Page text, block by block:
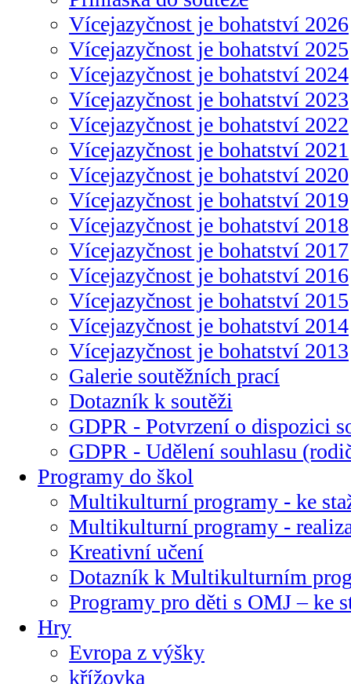
Vícejazyčnost je bohatství 2026
Vícejazyčnost je bohatství 2025
Vícejazyčnost je bohatství 2024
Vícejazyčnost je bohatství 2023
Vícejazyčnost je bohatství 2022
Vícejazyčnost je bohatství 2021
Vícejazyčnost je bohatství 2020
Vícejazyčnost je bohatství 2019
Vícejazyčnost je bohatství 2018
Vícejazyčnost je bohatství 2017
Vícejazyčnost je bohatství 2016
Vícejazyčnost je bohatství 2015
Vícejazyčnost je bohatství 2014
Vícejazyčnost je bohatství 2013
Galerie soutěžních prací
Dotazník k soutěži
GDPR - Potvrzení o dispozici
GDPR - Udělení souhlasu
Programy do škol
Multikulturní programy - ke
Multikulturní programy -
Kreativní učení
Dotazník k Multikulturním
Programy pro děti s OMJ – ke
Hry
Evropa z výšky
křížovka